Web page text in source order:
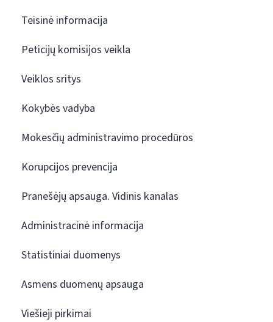
Teisinė informacija
Peticijų komisijos veikla
Veiklos sritys
Kokybės vadyba
Mokesčių administravimo procedūros
Korupcijos prevencija
Pranešėjų apsauga. Vidinis kanalas
Administracinė informacija
Statistiniai duomenys
Asmens duomenų apsauga
Viešieji pirkimai